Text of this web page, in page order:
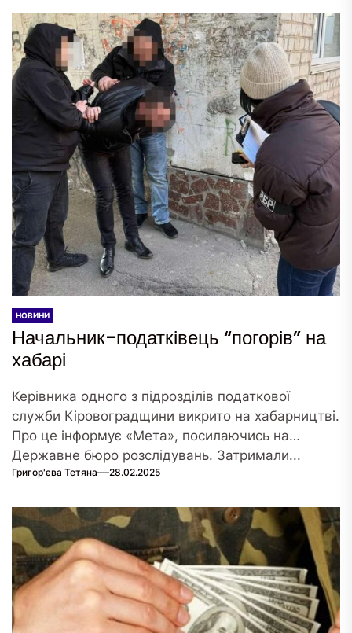
НОВИНИ
Начальник-податківець “погорів” на
хабарі
Керівника одного з підрозділів податкової
служби Кіровоградщини викрито на хабарництві.
Про це інформує «Мета», посилаючись на
Державне бюро розслідувань. Затримали...
Григор'єва Тетяна 28.02.2025